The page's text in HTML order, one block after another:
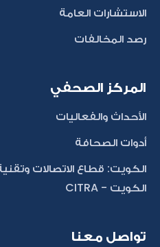
الاستشارات العامة
رصد المخالفات
المركز الصحفي
الأحداث والفعاليات
أدوات الصحافة
الكويت: قطاع الاتصالات
الكويت - CITRA
تواصل معنا